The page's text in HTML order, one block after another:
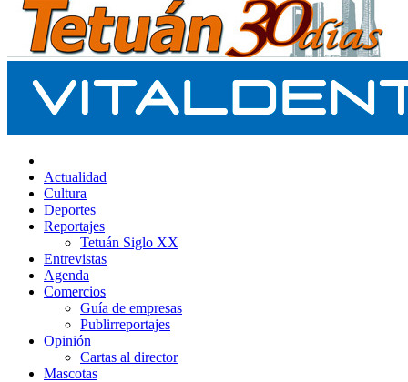
Actualidad
Cultura
Deportes
Reportajes
Tetuán Siglo XX
Entrevistas
Agenda
Comercios
Guía de empresas
Publirreportajes
Opinión
Cartas al director
Mascotas